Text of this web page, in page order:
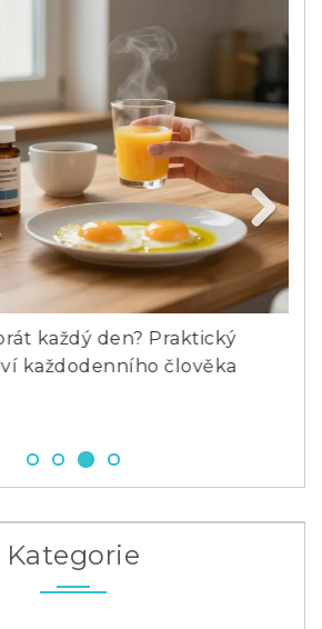
každý den? Praktický
každodenního člověka
Next
Kategorie